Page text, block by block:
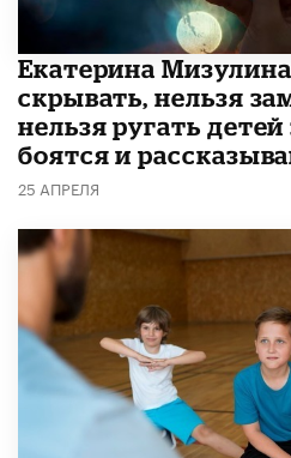
Екатерина
скрывать, нельзя
нельзя ругать
боятся и
25 АПРЕЛЯ